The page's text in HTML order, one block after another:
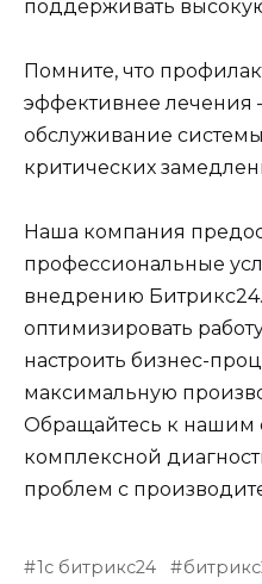
поддерживать
Помните, что
эффективнее лечения
обслуживание
критических
Наша компания
профессиональные
внедрению
оптимизировать
настроить бизнес-
максимальную
Обращайтесь к нашим
комплексной
проблем с
1с битрикс24